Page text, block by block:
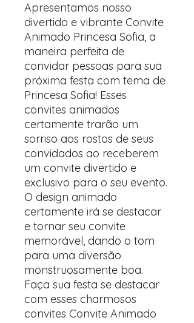
Apresentamos nosso
divertido e vibrante Convite
Animado Princesa Sofia, a
maneira perfeita de
convidar pessoas para sua
próxima festa com tema de
Princesa Sofia! Esses
convites animados
certamente trarão um
sorriso aos rostos de seus
convidados ao receberem
um convite divertido e
exclusivo para o seu evento.
O design animado
certamente irá se destacar
e tornar seu convite
memorável, dando o tom
para uma diversão
monstruosamente boa.
Faça sua festa se destacar
com esses charmosos
convites Convite Animado